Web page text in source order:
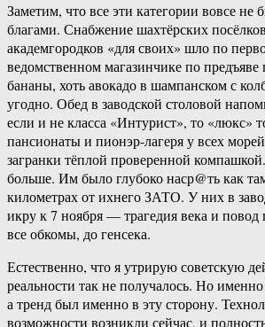
Заметим, что все эти категории вовсе не
благами. Снабжение шахтёрских
академгородков «для своих» шло по
ведомственном магазинчике по предъяве
бананы, хоть авокадо в шампанском с
угодно. Обед в заводской столовой
если и не класса «Интурист», то «люкс»
пансионаты и пионэр-лагеря у всех
загранки тёплой проверенной
больше. Им было глубоко наср@ть как
километрах от ихнего ЗАТО. У них в
икру к 7 ноября — трагедия века и повод
все обкомы, до генсека.
Естественно, что я утрирую советскую
реальности так не получалось. Но
а тренд был именно в эту сторону.
возможности возникли сейчас, и